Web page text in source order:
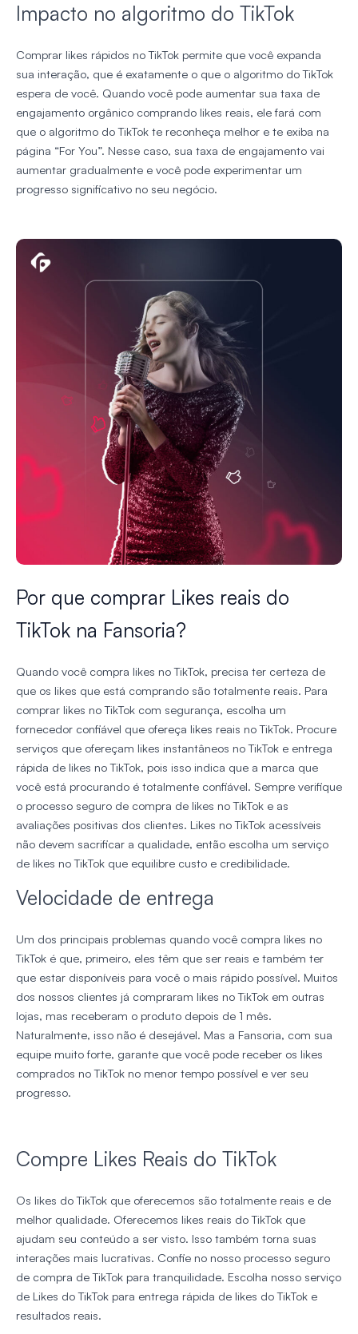
Impacto no algoritmo do TikTok
Comprar likes rápidos no TikTok permite que você expanda
sua interação, que é exatamente o que o algoritmo do TikTok
espera de você. Quando você pode aumentar sua taxa de
engajamento orgânico comprando likes reais, ele fará com
que o algoritmo do TikTok te reconheça melhor e te exiba na
página “For You”. Nesse caso, sua taxa de engajamento vai
aumentar gradualmente e você pode experimentar um
progresso significativo no seu negócio.
Por que comprar Likes reais do
TikTok na Fansoria?
Quando você compra likes no TikTok, precisa ter certeza de
que os likes que está comprando são totalmente reais. Para
comprar likes no TikTok com segurança, escolha um
fornecedor confiável que ofereça likes reais no TikTok. Procure
serviços que ofereçam likes instantâneos no TikTok e entrega
rápida de likes no TikTok, pois isso indica que a marca que
você está procurando é totalmente confiável. Sempre verifique
o processo seguro de compra de likes no TikTok e as
avaliações positivas dos clientes. Likes no TikTok acessíveis
não devem sacrificar a qualidade, então escolha um serviço
de likes no TikTok que equilibre custo e credibilidade.
Velocidade de entrega
Um dos principais problemas quando você compra likes no
TikTok é que, primeiro, eles têm que ser reais e também ter
que estar disponíveis para você o mais rápido possível. Muitos
dos nossos clientes já compraram likes no TikTok em outras
lojas, mas receberam o produto depois de 1 mês.
Naturalmente, isso não é desejável. Mas a Fansoria, com sua
equipe muito forte, garante que você pode receber os likes
comprados no TikTok no menor tempo possível e ver seu
progresso.
Compre Likes Reais do TikTok
Os likes do TikTok que oferecemos são totalmente reais e de
melhor qualidade. Oferecemos likes reais do TikTok que
ajudam seu conteúdo a ser visto. Isso também torna suas
interações mais lucrativas. Confie no nosso processo seguro
de compra de TikTok para tranquilidade. Escolha nosso serviço
de Likes do TikTok para entrega rápida de likes do TikTok e
resultados reais.